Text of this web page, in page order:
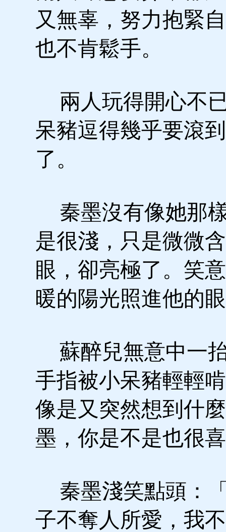
又無辜，努力抱緊
也不肯鬆手。
兩人玩得開心不
呆豬逗得幾乎要滾
了。
秦墨沒有像她那
是很淺，只是微微
眼，卻亮極了。笑
暖的陽光照進他的
蘇醉兒無意中一
手指被小呆豬輕輕
像是又突然想到什
墨，你是不是也很
秦墨淺笑點頭：
子不奪人所愛，我